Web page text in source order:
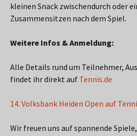
kleinen Snack zwischendurch oder
Zusammensitzen nach dem Spiel.
Weitere Infos & Anmeldung:
Alle Details rund um Teilnehmer,
findet ihr direkt auf Tennis.de
14. Volksbank Heiden Open auf
Wir freuen uns auf spannende